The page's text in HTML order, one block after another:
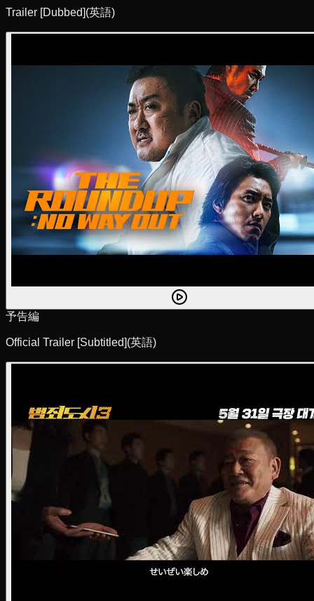
Trailer [Dubbed](英語)
予告編
Official Trailer [Subtitled](英語)